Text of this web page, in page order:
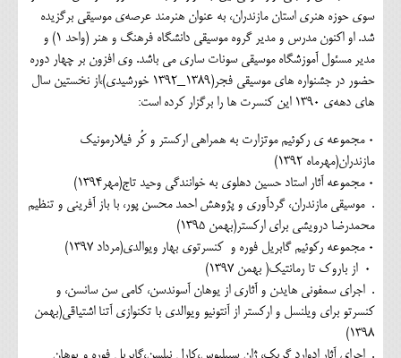
سوی حوزه هنری استان مازندران، به عنوان هنرمند عرصه‌ی موسیقی برگزیده
شد. او اکنون مدرس و مدیر گروه موسیقی دانشگاه فرهنگ و هنر (واحد ۱) و
مدیر مسئول آموزشگاه موسیقی سونات ساری می باشد. وی افزون بر چهار دوره
حضور در جشنواره های موسیقی فجر(۱۳۸۹_۱۳۹۲ خورشیدی)،از نخستین سال
های دهه‌ی ۱۳۹۰ این کنسرت ها را برگزار کرده است:
۰ مجموعه ی رکوئیم موتزارت به همراهی ارکستر و کُر فیلارمونیک
مازندران(مهرماه ۱۳۹۲)
۰ مجموعه آثار استاد حسین دهلوی به خوانندگی وحید تاج(مهر۱۳۹۴)
. موسیقی مازندران، گردآوری و پژوهش احمد محسن پور، با باز آفرینی و تنظیم
محمدرضا درویشی برای ارکستر(بهمن ۱۳۹۵)
۰ مجموعه رکوئیم گابریل فوره و کنسرتوی بهار ویوالدی(مرداد ۱۳۹۷)
. اجرای سمفونی هایدن و آثاری از یوهان آسوندسن، کامی سن سانسن، و
کنسرتو برای ویلنسل و ارکستر از آنتونیو ویوالدی با تکنوازی آتنا اشتیاقی(بهمن
۱۳۹۸)